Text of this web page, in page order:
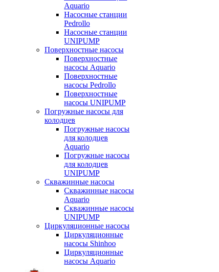
Aquario
Насосные станции
Pedrollo
Насосные станции
UNIPUMP
Поверхностные насосы
Поверхностные
насосы Aquario
Поверхностные
насосы Pedrollo
Поверхностные
насосы UNIPUMP
Погружные насосы для
колодцев
Погружные насосы
для колодцев
Aquario
Погружные насосы
для колодцев
UNIPUMP
Скважинные насосы
Скважинные насосы
Aquario
Скважинные насосы
UNIPUMP
Циркуляционные насосы
Циркуляционные
насосы Shinhoo
Циркуляционные
насосы Aquario